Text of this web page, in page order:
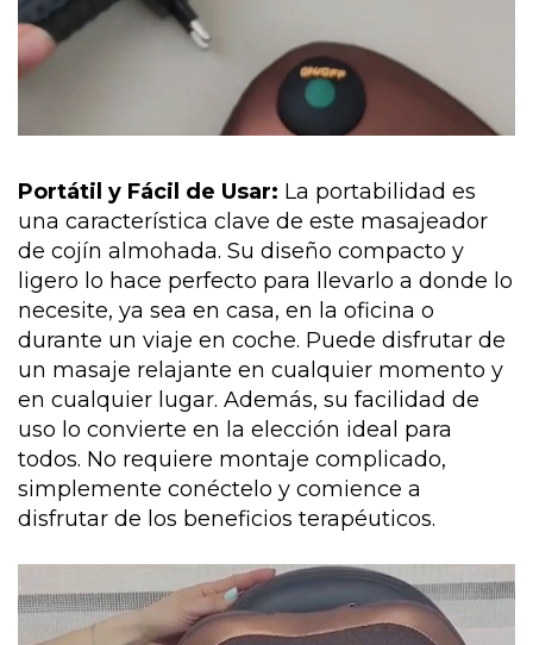
Portátil y Fácil de Usar: La portabilidad es
una característica clave de este masajeador
de cojín almohada. Su diseño compacto y
ligero lo hace perfecto para llevarlo a donde lo
necesite, ya sea en casa, en la oficina o
durante un viaje en coche. Puede disfrutar de
un masaje relajante en cualquier momento y
en cualquier lugar. Además, su facilidad de
uso lo convierte en la elección ideal para
todos. No requiere montaje complicado,
simplemente conéctelo y comience a
disfrutar de los beneficios terapéuticos.